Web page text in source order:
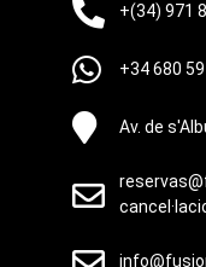
+(34) 971
+34 680
Av. de